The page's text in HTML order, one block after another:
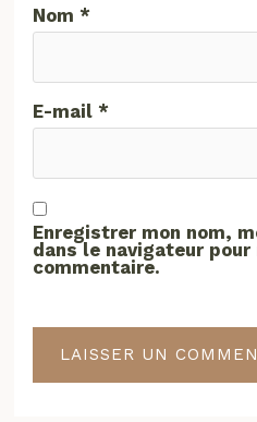
Nom*
E-mail*
Enregistrer mon nom,
dans le navigateur pour
commentaire.